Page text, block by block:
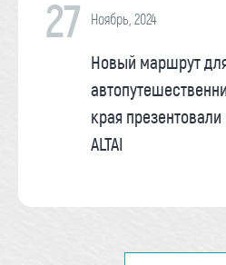
27 Ноябрь, 2024
Новый маршрут
края
ALTAI